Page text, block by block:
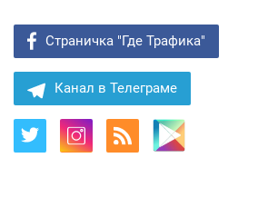
Страничка "Где Трафика"
Канал в Телеграме